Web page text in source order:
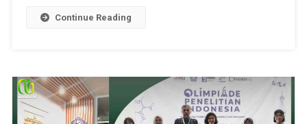
Continue Reading